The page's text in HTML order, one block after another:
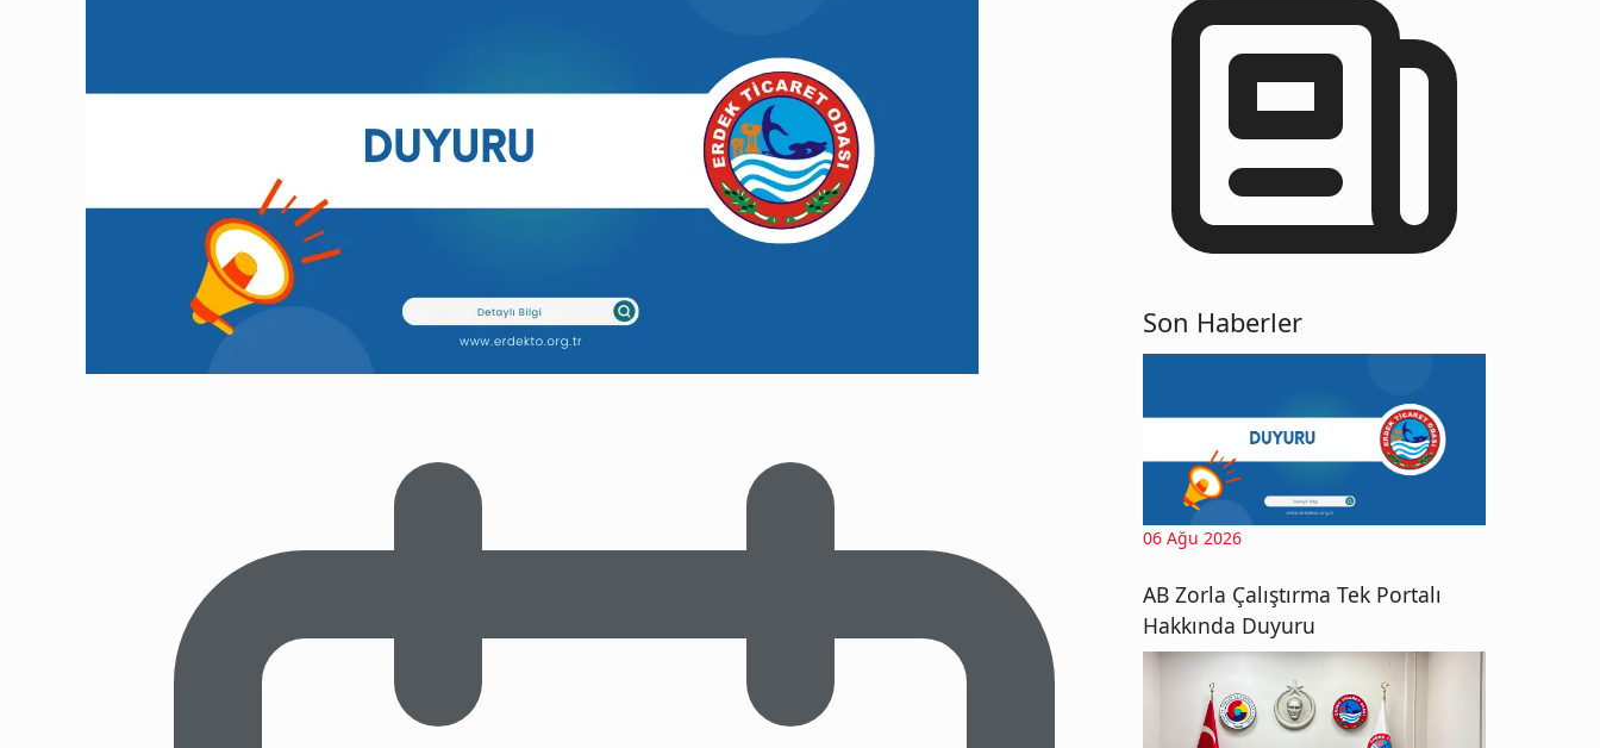
Son Haberler
06 Ağu 2026
AB Zorla Çalıştırma Tek Portalı
Hakkında Duyuru